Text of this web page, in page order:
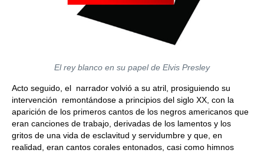
El rey blanco en su papel de Elvis Presley
Acto seguido, el narrador volvió a su atril, prosiguiendo su
intervención remontándose a principios del siglo XX, con la
aparición de los primeros cantos de los negros americanos que
eran canciones de trabajo, derivadas de los lamentos y los
gritos de una vida de esclavitud y servidumbre y que, en
realidad, eran cantos corales entonados, casi como himnos